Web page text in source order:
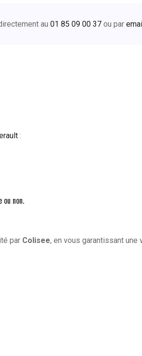
au 01 85 09 00 37 ou par email
:
non.
par Colisee, en vous garantissant une